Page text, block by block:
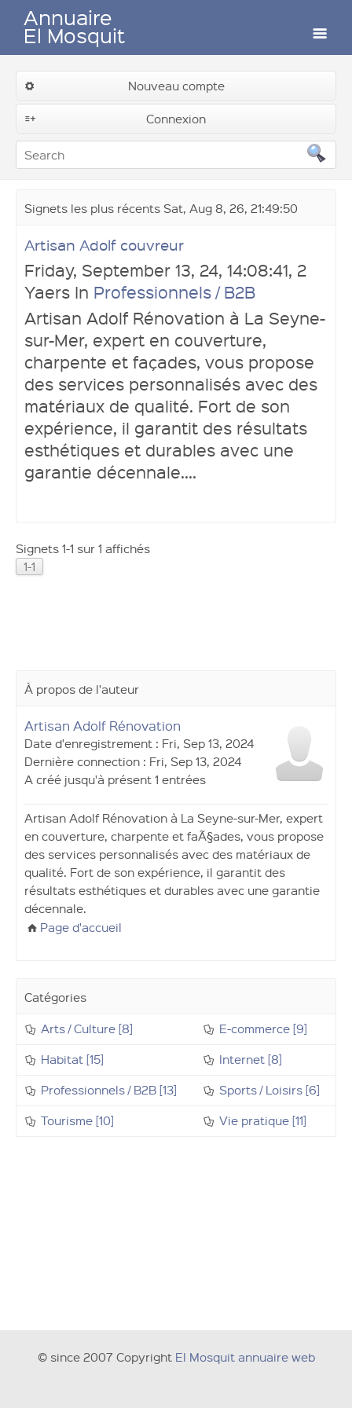
Annuaire
El Mosquit
Auteurs
Nouveau compte
Connexion
Ouvrir un compte
Connexion
Soumettre un lien
Signets les plus récents Sat, Aug 8, 26, 21:49:50
Artisan Adolf couvreur
Friday, September 13, 24, 14:08:41, 2
Yaers In Professionnels / B2B
Artisan Adolf Rénovation à La Seyne-
sur-Mer, expert en couverture,
charpente et façades, vous propose
des services personnalisés avec des
matériaux de qualité. Fort de son
expérience, il garantit des résultats
esthétiques et durables avec une
garantie décennale....
Signets 1-1 sur 1 affichés
1-1
À propos de l'auteur
Artisan Adolf Rénovation
Date d'enregistrement : Fri, Sep 13, 2024
Dernière connection : Fri, Sep 13, 2024
A créé jusqu'à présent 1 entrées
Artisan Adolf Rénovation à La Seyne-sur-Mer, expert
en couverture, charpente et faÃ§ades, vous propose
des services personnalisés avec des matériaux de
qualité. Fort de son expérience, il garantit des
résultats esthétiques et durables avec une garantie
décennale.
Page d'accueil
Catégories
Arts / Culture [8]
E-commerce [9]
Habitat [15]
Internet [8]
Professionnels / B2B [13]
Sports / Loisirs [6]
Tourisme [10]
Vie pratique [11]
© since 2007 Copyright El Mosquit annuaire web